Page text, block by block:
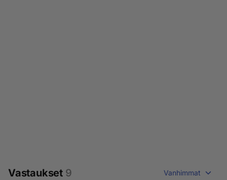
Vastaukset 9 Vanhimmat